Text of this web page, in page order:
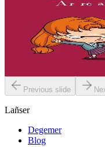
Ar re all, pebezh
« Evit lakaat ma zud da
stourm a-enep Jadenn
em bez atav mennozhioù
Previous slide
Lañser
Degemer
Blog